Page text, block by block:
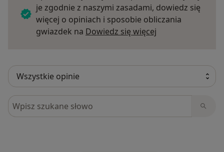
je zgodnie z naszymi zasadami, dowiedz się
więcej o opiniach i sposobie obliczania
gwiazdek na Dowiedz się więcej
Szukaj w opiniach